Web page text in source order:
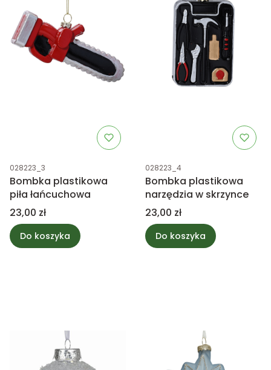
Kod produktu
028223_3
Bombka plastikowa
piła łańcuchowa
Cena
23,00 zł
Do koszyka
Kod produktu
028223_4
Bombka plastikowa
narzędzia w skrzynce
Cena
23,00 zł
Do koszyka